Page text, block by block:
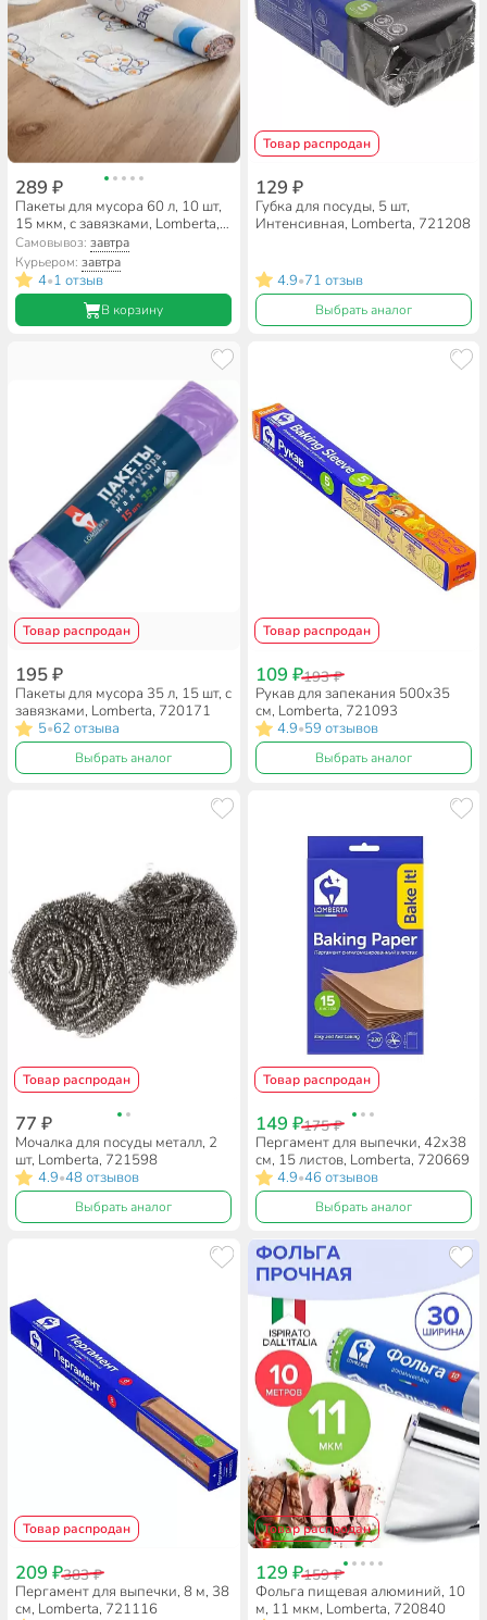
289 ₽
Пакеты для мусора 60 л, 10 шт,
15 мкм, с завязками, Lomberta,
723233
Самовывоз:завтра
Курьером:завтра
4•1 отзыв
В корзину
Товар распродан
129 ₽
Губка для посуды, 5 шт,
Интенсивная, Lomberta, 721208
4.9•71 отзыв
Выбрать аналог
Товар распродан
195 ₽
Пакеты для мусора 35 л, 15 шт, с
завязками, Lomberta, 720171
5•62 отзыва
Выбрать аналог
Товар распродан
109 ₽193 ₽
Рукав для запекания 500х35
см, Lomberta, 721093
4.9•59 отзывов
Выбрать аналог
Товар распродан
77 ₽
Мочалка для посуды металл, 2
шт, Lomberta, 721598
4.9•48 отзывов
Выбрать аналог
Товар распродан
149 ₽175 ₽
Пергамент для выпечки, 42х38
см, 15 листов, Lomberta, 720669
4.9•46 отзывов
Выбрать аналог
Товар распродан
209 ₽383 ₽
Пергамент для выпечки, 8 м, 38
см, Lomberta, 721116
Товар распродан
129 ₽159 ₽
Фольга пищевая алюминий, 10
м, 11 мкм, Lomberta, 720840